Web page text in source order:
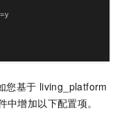
您基于 living_platform
中增加以下配置项。